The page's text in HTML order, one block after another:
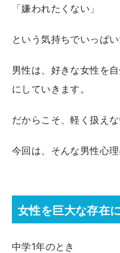
「嫌われたくない」
という気持ちでいっぱい
男性は、好きな女性を
にしていきます。
だからこそ、軽く扱えな
今回は、そんな男性心
女性を巨大な存在
中学1年のとき